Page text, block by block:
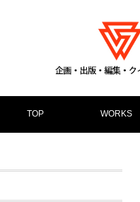
TOP WORKS